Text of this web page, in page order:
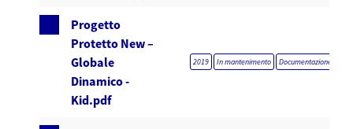
Progetto
Protetto New –
Globale
Dinamico -
Kid.pdf
2019 In mantenimento Documentazione